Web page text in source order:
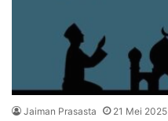
Jaiman Prasasta 21 Mei 2025